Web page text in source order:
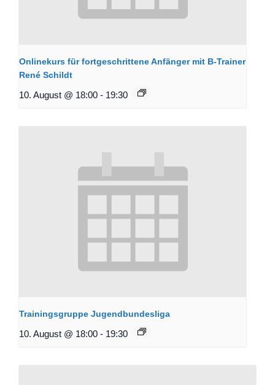
Onlinekurs für fortgeschrittene Anfänger mit B-Trainer
René Schildt
10. August @ 18:00 - 19:30
Trainingsgruppe Jugendbundesliga
10. August @ 18:00 - 19:30